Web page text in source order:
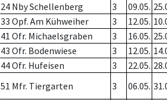
24 Nby Schellenberg 3 09.05.
33 Opf. Am Kühweiher 3 12.05.
41 Ofr. Michaelsgraben 3 16.05.
43 Ofr. Bodenwiese 3 12.05.
44 Ofr. Hufeisen 3 22.05.
51 Mfr. Tiergarten 3 06.05.